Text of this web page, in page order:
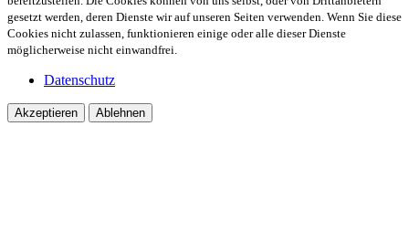
gesetzt werden, deren Dienste wir auf unseren Seiten verwenden. Wenn Sie diese
Cookies nicht zulassen, funktionieren einige oder alle dieser Dienste
möglicherweise nicht einwandfrei.
Datenschutz
Akzeptieren Ablehnen